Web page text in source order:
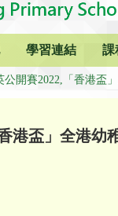
學習連結 課
公開賽2022,「香港盃
港盃」全港幼